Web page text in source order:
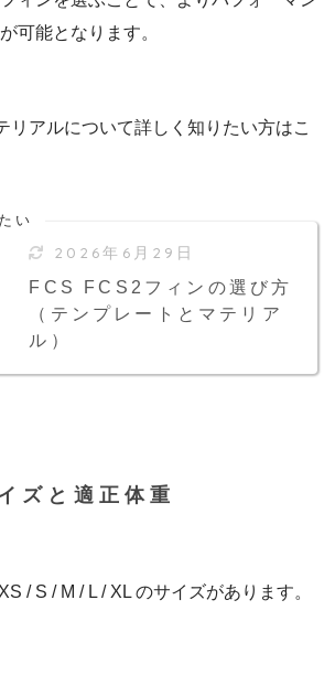
可能となります。
リアルについて詳しく知りたい方はこ
2026年6月29日
FCS FCS2フィンの選び方
（テンプレートとマテリア
ル）
ズと適正体重
/ S / M / L / XL のサイズがあります。